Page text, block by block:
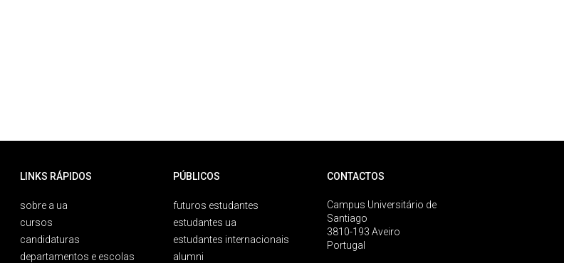
LINKS RÁPIDOS
sobre a ua
cursos
candidaturas
departamentos e escolas
PÚBLICOS
futuros estudantes
estudantes ua
estudantes internacionais
alumni
CONTACTOS
Campus Universitário de
Santiago
3810-193 Aveiro
Portugal